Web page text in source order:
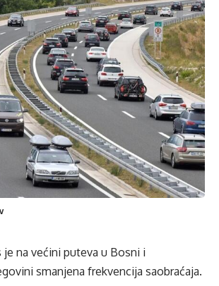
je na većini puteva u Bosni i
smanjena frekvencija saobraćaja.